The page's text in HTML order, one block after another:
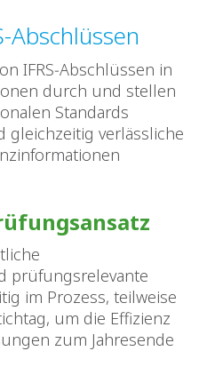
Abschlüssen
IFRS‑Abschlüssen in
durch und stellen
Standards
gleichzeitig verlässliche
prüfungsrelevante
im Prozess, teilweise
um die Effizienz
zum Jahresende